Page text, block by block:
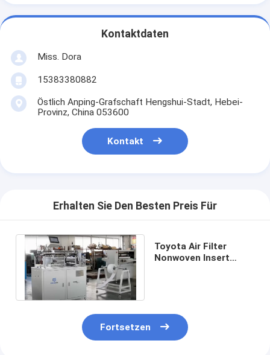
Kontaktdaten
Miss. Dora
15383380882
Östlich Anping-Grafschaft Hengshui-Stadt, Hebei-
Provinz, China 053600
Kontakt
Erhalten Sie Den Besten Preis Für
Toyota Air Filter
Nonwoven Insert
Fortsetzen